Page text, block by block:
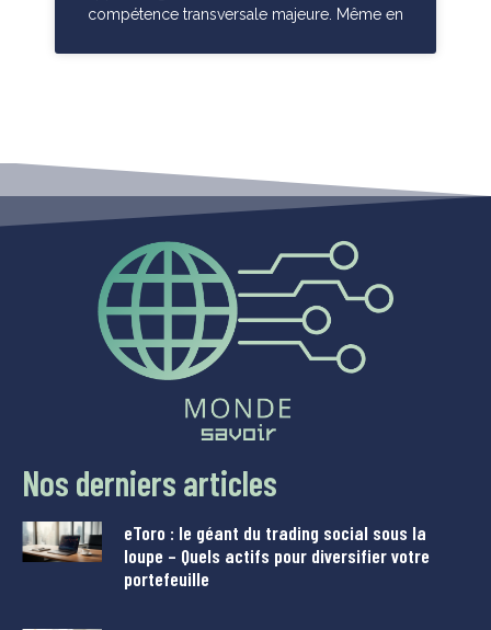
compétence transversale majeure. Même en
Nos derniers articles
eToro : le géant du trading social sous la
loupe – Quels actifs pour diversifier votre
portefeuille